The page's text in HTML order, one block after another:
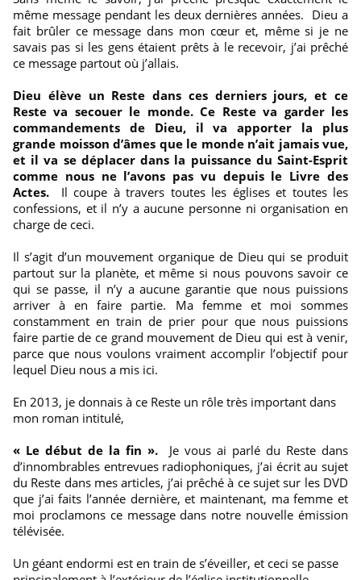
même message pendant les deux dernières années. Dieu a
fait brûler ce message dans mon cœur et, même si je ne
savais pas si les gens étaient prêts à le recevoir, j’ai prêché
ce message partout où j’allais.
Dieu élève un Reste dans ces derniers jours, et ce
Reste va secouer le monde. Ce Reste va garder les
commandements de Dieu, il va apporter la plus
grande moisson d’âmes que le monde n’ait jamais vue,
et il va se déplacer dans la puissance du Saint-Esprit
comme nous ne l’avons pas vu depuis le Livre des
Actes.
Il coupe à travers toutes les églises et toutes les
confessions, et il n’y a aucune personne ni organisation en
charge de ceci.
Il s’agit d’un mouvement organique de Dieu qui se produit
partout sur la planète, et même si nous pouvons savoir ce
qui se passe, il n’y a aucune garantie que nous puissions
arriver à en faire partie. Ma femme et moi sommes
constamment en train de prier pour que nous puissions
faire partie de ce grand mouvement de Dieu qui est à venir,
parce que nous voulons vraiment accomplir l’objectif pour
lequel Dieu nous a mis ici.
En 2013, je donnais à ce Reste un rôle très important dans
mon roman intitulé,
« Le début de la fin ». Je vous ai parlé du Reste dans
d’innombrables entrevues radiophoniques, j’ai écrit au sujet
du Reste dans mes articles, j’ai prêché à ce sujet sur les DVD
que j’ai faits l’année dernière, et maintenant, ma femme et
moi proclamons ce message dans notre nouvelle émission
télévisée.
Un géant endormi est en train de s’éveiller, et ceci se passe